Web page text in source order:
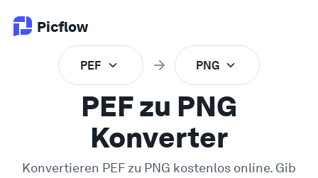
Picflow
Online Proofing
Kundengalerie
PEF PNG
PEF zu PNG
Konverter
Konvertieren PEF zu PNG kostenlos online. Gib